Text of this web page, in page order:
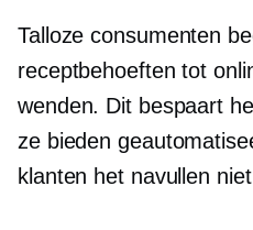
Talloze consumenten
receptbehoeften tot
wenden. Dit bespaart
ze bieden
klanten het navullen